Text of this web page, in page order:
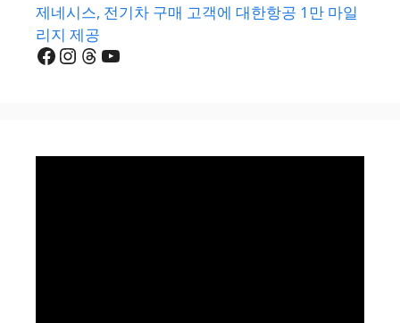
제네시스, 전기차 구매 고객에 대한항공 1만 마일
리지 제공
Facebook
Instagram
Threads
YouTube